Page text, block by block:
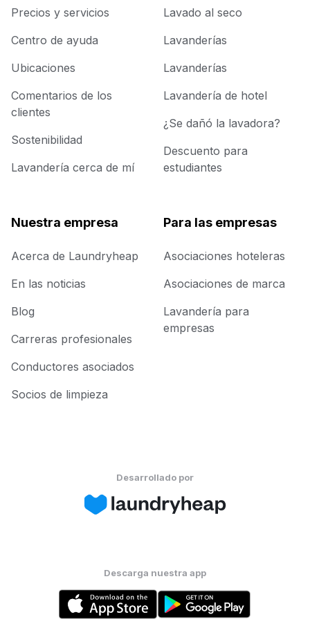
Precios y servicios
Centro de ayuda
Ubicaciones
Comentarios de los
clientes
Sostenibilidad
Lavandería cerca de mí
Lavado al seco
Lavanderías
Lavanderías
Lavandería de hotel
¿Se dañó la lavadora?
Descuento para
estudiantes
Nuestra empresa
Acerca de Laundryheap
En las noticias
Blog
Carreras profesionales
Conductores asociados
Socios de limpieza
Para las empresas
Asociaciones hoteleras
Asociaciones de marca
Lavandería para
empresas
Desarrollado por
Descarga nuestra app